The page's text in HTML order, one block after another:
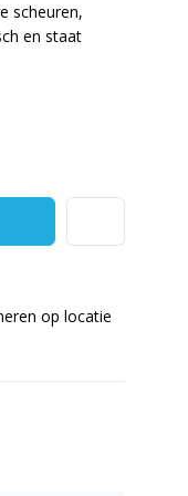
scheuren,
en staat
op locatie